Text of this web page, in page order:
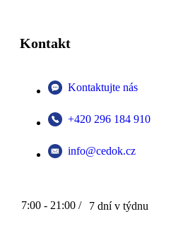
Kontakt
Kontaktujte nás
+420 296 184 910
info@cedok.cz
7:00 - 21:00 / 7 dní v týdnu